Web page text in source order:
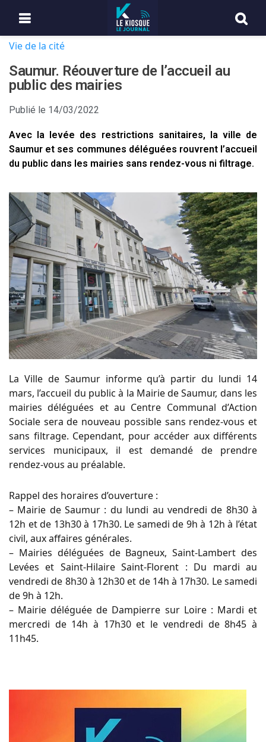
Vie de la cité
Saumur. Réouverture de l’accueil au
public des mairies
Publié le 14/03/2022
Avec la levée des restrictions sanitaires, la ville de
Saumur et ses communes déléguées rouvrent l’accueil
du public dans les mairies sans rendez-vous ni filtrage.
La Ville de Saumur informe qu’à partir du lundi 14
mars, l’accueil du public à la Mairie de Saumur, dans les
mairies déléguées et au Centre Communal d’Action
Sociale sera de nouveau possible sans rendez-vous et
sans filtrage. Cependant, pour accéder aux différents
services municipaux, il est demandé de prendre
rendez-vous au préalable.
Rappel des horaires d’ouverture :
– Mairie de Saumur : du lundi au vendredi de 8h30 à
12h et de 13h30 à 17h30. Le samedi de 9h à 12h à l’état
civil, aux affaires générales.
– Mairies déléguées de Bagneux, Saint-Lambert des
Levées et Saint-Hilaire Saint-Florent : Du mardi au
vendredi de 8h30 à 12h30 et de 14h à 17h30. Le samedi
de 9h à 12h.
– Mairie déléguée de Dampierre sur Loire : Mardi et
mercredi de 14h à 17h30 et le vendredi de 8h45 à
11h45.